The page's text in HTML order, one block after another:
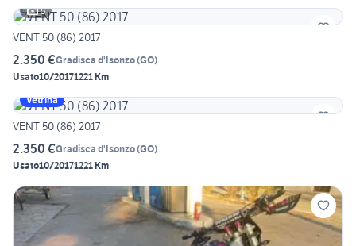
5
VENT 50 (86) 2017
2.350 €Gradisca d'Isonzo(GO)
Usato10/20171221 Km
Vetrina
VENT 50 (86) 2017
2.350 €Gradisca d'Isonzo(GO)
Usato10/20171221 Km